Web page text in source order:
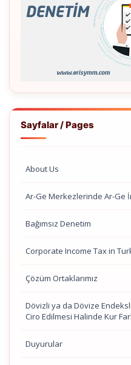
Sayfalar / Pages
About Us
Ar-Ge Merkezlerinde Ar-Ge
Bağımsız Denetim
Corporate Income Tax in
Çözüm Ortaklarımız
Dövizli ya da Dövize Endeksli
Ciro Edilmesi Halinde Kur
Duyurular